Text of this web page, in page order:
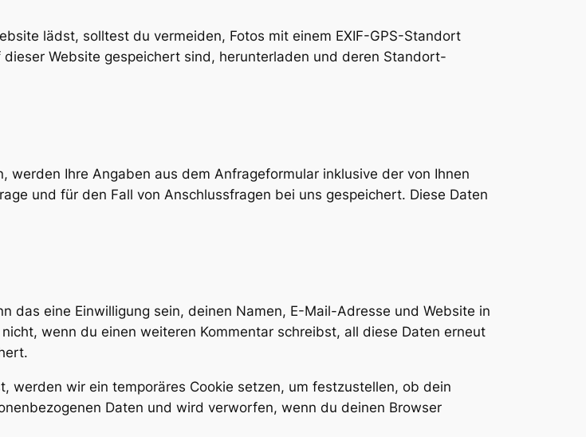
lädst, solltest du vermeiden, Fotos mit einem EXIF-GPS-Standort
Website gespeichert sind, herunterladen und deren Standort-
werden Ihre Angaben aus dem Anfrageformular inklusive der von Ihnen
und für den Fall von Anschlussfragen bei uns gespeichert. Diese Daten
das eine Einwilligung sein, deinen Namen, E-Mail-Adresse und Website in
wenn du einen weiteren Kommentar schreibst, all diese Daten erneut
werden wir ein temporäres Cookie setzen, um festzustellen, ob dein
Daten und wird verworfen, wenn du deinen Browser